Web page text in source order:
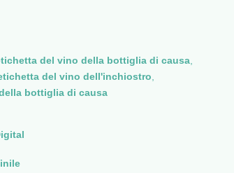
del vino della bottiglia di causa,
del vino dell'inchiostro
bottiglia di causa